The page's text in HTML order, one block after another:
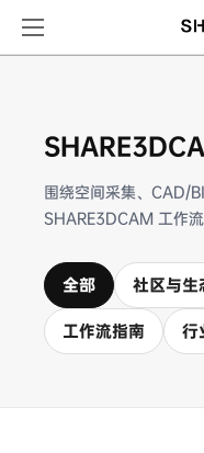
围绕空间采集、CAD/
SHARE3DCAM 工作流
全部 社区与生
工作流指南 行